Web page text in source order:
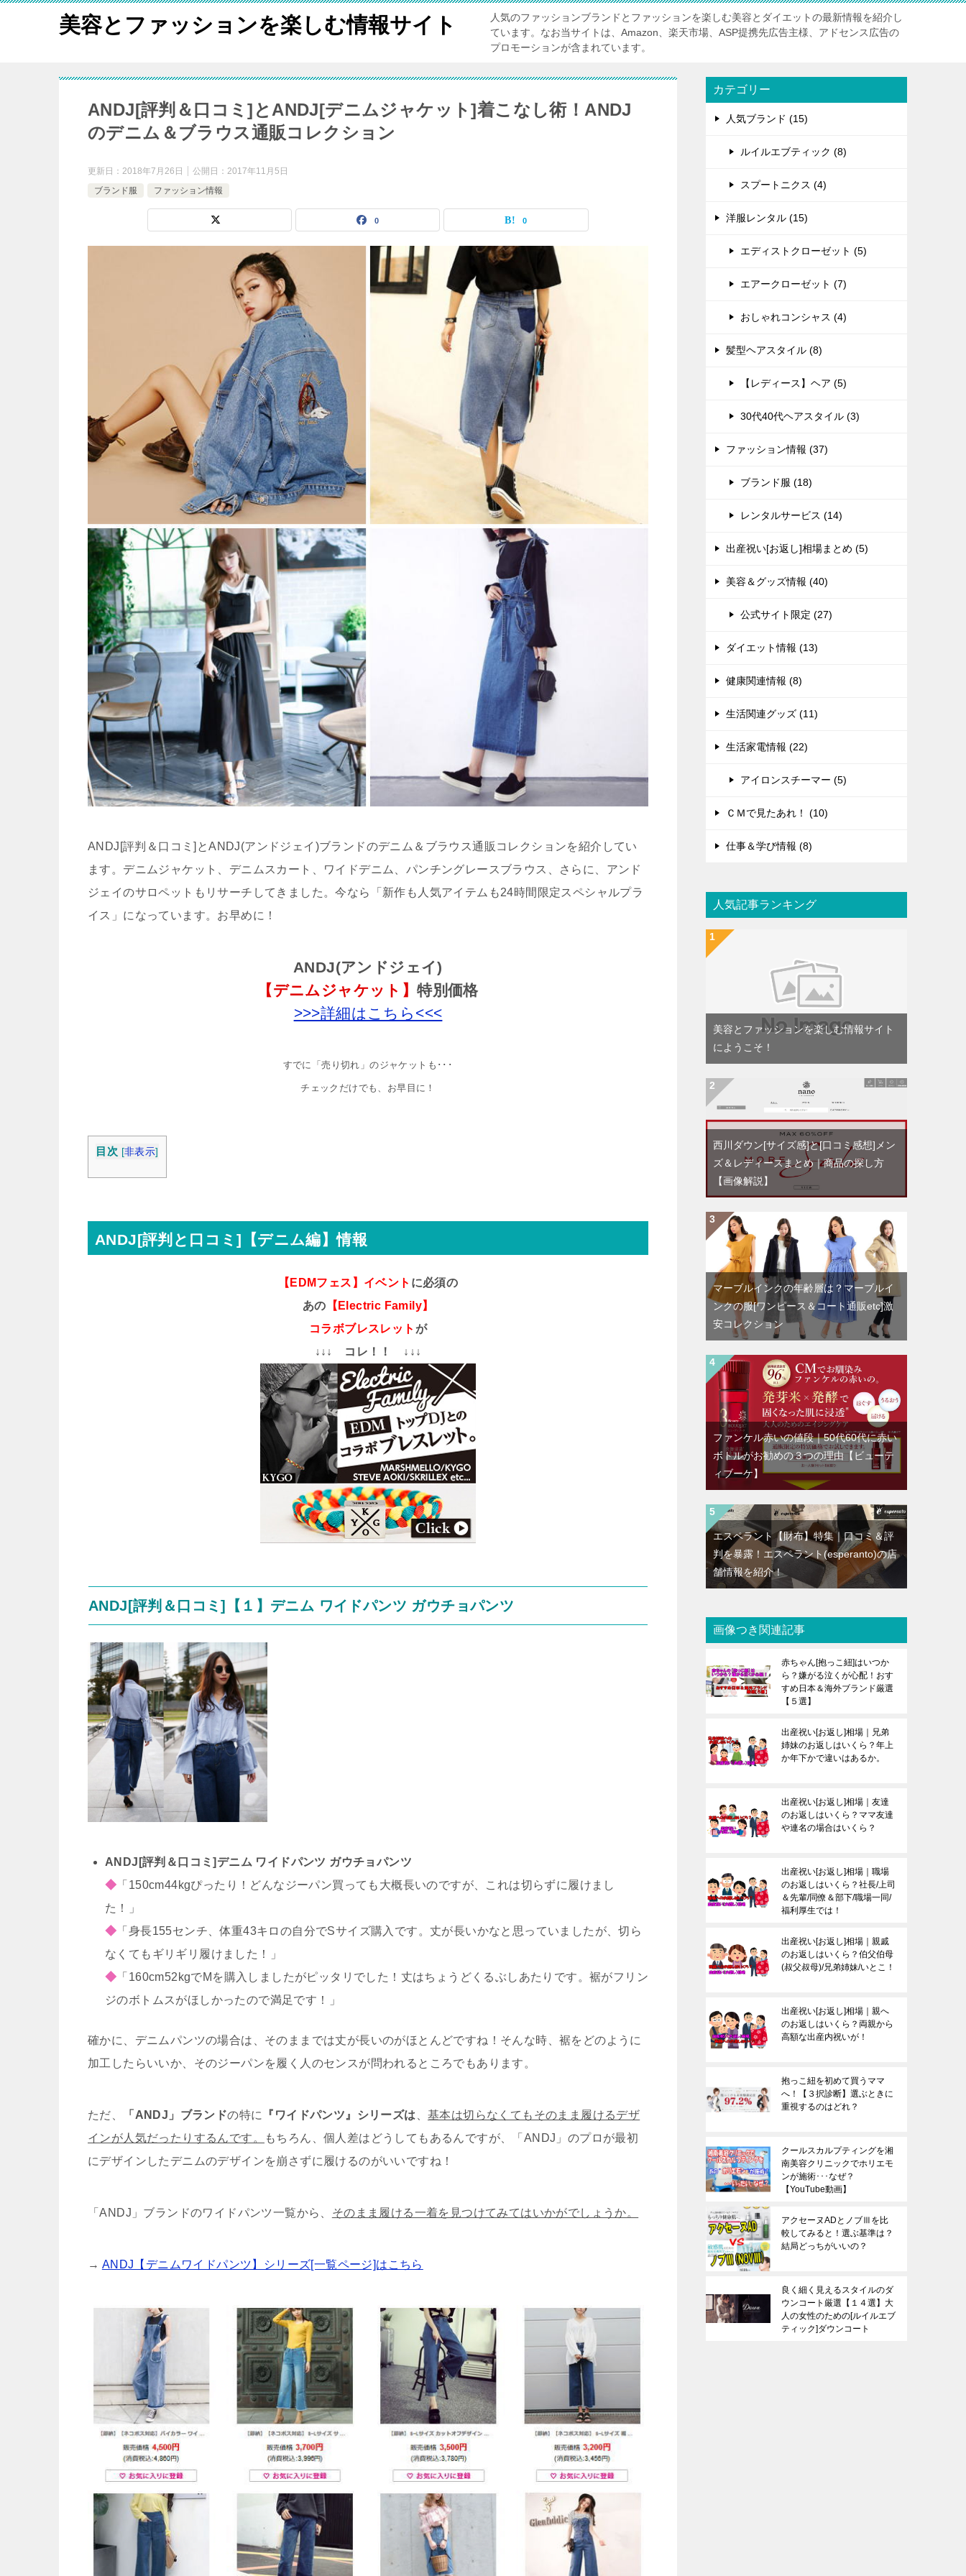
美容とファッションを楽しむ情報サイト
人気のファッションブランドとファッションを楽しむ美容とダイエットの最新情報を紹介し
ています。なお当サイトは、Amazon、楽天市場、ASP提携先広告主様、アドセンス広告の
プロモーションが含まれています。
ANDJ[評判＆口コミ]とANDJ[デニムジャケット]着こなし術！ANDJ
のデニム＆ブラウス通販コレクション
更新日： 2018年7月26日 公開日： 2017年11月5日
ブランド服
ファッション情報
0 0
ANDJ[評判＆口コミ]とANDJ(アンドジェイ)ブランドのデニム＆ブラウス通販コレクションを紹介してい
ます。デニムジャケット、デニムスカート、ワイドデニム、パンチングレースブラウス、さらに、アンド
ジェイのサロペットもリサーチしてきました。今なら「新作も人気アイテムも24時間限定スペシャルプラ
イス」になっています。お早めに！
ANDJ(アンドジェイ)
【デニムジャケット】特別価格
>>>詳細はこちら<<<
すでに「売り切れ」のジャケットも･･･
チェックだけでも、お早目に！
目次 [非表示]
ANDJ[評判と口コミ]【デニム編】情報
【EDMフェス】イベント に必須の
あの 【Electric Family】
コラボブレスレット が
↓↓↓ コレ！！ ↓↓↓
ANDJ[評判＆口コミ]【１】デニム ワイドパンツ ガウチョパンツ
ANDJ[評判＆口コミ]デニム ワイドパンツ ガウチョパンツ
◆ 「150cm44kgぴったり！どんなジーパン買っても大概長いのですが、これは切らずに履けまし
た！」
◆ 「身長155センチ、体重43キロの自分でSサイズ購入です。丈が長いかなと思っていましたが、切ら
なくてもギリギリ履けました！」
◆ 「160cm52kgでMを購入しましたがピッタリでした！丈はちょうどくるぶしあたりです。裾がフリン
ジのボトムスがほしかったので満足です！」
確かに、デニムパンツの場合は、そのままでは丈が長いのがほとんどですね！そんな時、裾をどのように
加工したらいいか、そのジーパンを履く人のセンスが問われるところでもあります。
ただ、 「ANDJ」ブランドの特に 『ワイドパンツ』シリーズは 、基本は切らなくてもそのまま履けるデザ
インが人気だったりするんです。
もちろん、個人差はどうしてもあるんですが、「ANDJ」のプロが最初
にデザインしたデニムのデザインを崩さずに履けるのがいいですね！
「ANDJ」ブランドのワイドパンツ一覧から、 そのまま履ける一着を見つけてみてはいかがでしょうか。
→ ANDJ【デニムワイドパンツ】シリーズ[一覧ページ]はこちら
カテゴリー
人気ブランド (15)
ルイルエブティック (8)
スプートニクス (4)
洋服レンタル (15)
エディストクローゼット (5)
エアークローゼット (7)
おしゃれコンシャス (4)
髪型ヘアスタイル (8)
【レディース】ヘア (5)
30代40代ヘアスタイル (3)
ファッション情報 (37)
ブランド服 (18)
レンタルサービス (14)
出産祝い[お返し]相場まとめ (5)
美容＆グッズ情報 (40)
公式サイト限定 (27)
ダイエット情報 (13)
健康関連情報 (8)
生活関連グッズ (11)
生活家電情報 (22)
アイロンスチーマー (5)
ＣＭで見たあれ！ (10)
仕事＆学び情報 (8)
人気記事ランキング
美容とファッションを楽しむ情報サイト
にようこそ！
西川ダウン[サイズ感]と[口コミ感想]メン
ズ＆レディースまとめ｜商品の探し方
【画像解説】
マーブルインクの年齢層は？マーブルイ
ンクの服[ワンピース＆コート通販etc]激
安コレクション
ファンケル赤いの値段｜50代60代に赤い
ボトルがお勧めの３つの理由【ビューテ
ィブーケ】
エスペラント【財布】特集｜口コミ＆評
判を暴露！エスペラント(esperanto)の店
舗情報を紹介！
画像つき関連記事
赤ちゃん[抱っこ紐]はいつか
ら？嫌がる泣くが心配！おす
すめ日本＆海外ブランド厳選
【５選】
出産祝い[お返し]相場｜兄弟
姉妹のお返しはいくら？年上
か年下かで違いはあるか。
出産祝い[お返し]相場｜友達
のお返しはいくら？ママ友達
や連名の場合はいくら？
出産祝い[お返し]相場｜職場
のお返しはいくら？社長/上司
＆先輩/同僚＆部下/職場一同/
福利厚生では！
出産祝い[お返し]相場｜親戚
のお返しはいくら？伯父伯母
(叔父叔母)/兄弟姉妹/いとこ！
出産祝い[お返し]相場｜親へ
のお返しはいくら？両親から
高額な出産内祝いが！
抱っこ紐を初めて買うママ
へ！【３択診断】選ぶときに
重視するのはどれ？
クールスカルプティングを湘
南美容クリニックでホリエモ
ンが施術･･･なぜ？
【YouTube動画】
アクセーヌADとノブⅢを比
較してみると！選ぶ基準は？
結局どっちがいいの？
良く細く見えるスタイルのダ
ウンコート厳選【１４選】大
人の女性のための[ルイルエブ
ティック]ダウンコート